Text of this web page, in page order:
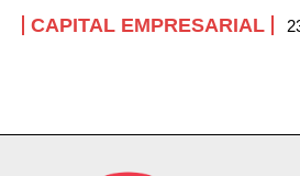
CAPITAL EMPRESARIAL